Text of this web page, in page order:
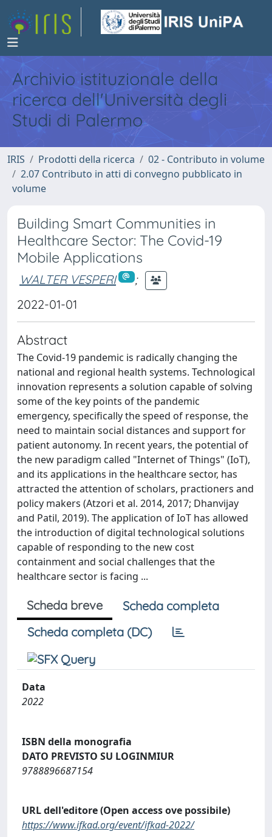
Archivio istituzionale della
ricerca dell'Università degli
Studi di Palermo
IRIS Prodotti della ricerca
02 - Contributo in volume
2.07 Contributo in atti di convegno pubblicato in
volume
Building Smart Communities in
Healthcare Sector: The Covid-19
Mobile Applications
WALTER VESPERI
;
2022-01-01
Abstract
The Covid-19 pandemic is radically changing the
national and regional health systems. Technological
innovation represents a solution capable of solving
some of the key points of the pandemic
emergency, specifically the speed of response, the
need to maintain social distances and support for
patient autonomy. In recent years, the potential of
the new paradigm called "Internet of Things" (IoT),
and its applications in the healthcare sector, has
attracted the attention of scholars, practioners and
policy makers (Atzori et al. 2014, 2017; Dhanvijay
and Patil, 2019). The application of IoT has allowed
the introduction of digital technological solutions
capable of responding to the new cost
containment and social challenges that the
healthcare sector is facing ...
Scheda breve
Scheda completa
Scheda completa (DC)
Data
2022
ISBN della monografia
DATO PREVISTO SU LOGINMIUR
9788896687154
URL dell'editore (Open access ove possibile)
https://www.ifkad.org/event/ifkad-2022/